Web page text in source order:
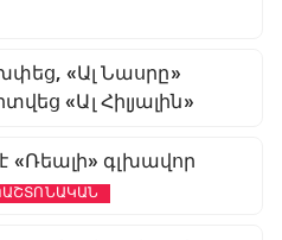
«Ալ Նասրը»
«Ալ Հիլյալին»
«Ռեալի» գլխավոր